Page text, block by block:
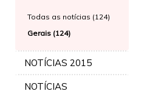
Todas as notícias (124)
Gerais (124)
NOTÍCIAS 2015
NOTÍCIAS